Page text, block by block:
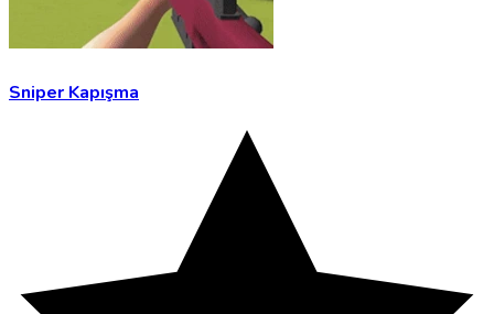
Sniper Kapışma